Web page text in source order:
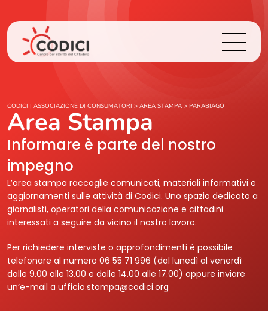
Chi Siamo
Cosa Facciamo
Area Stampa
Contatti
Login
CODICI | ASSOCIAZIONE DI CONSUMATORI > AREA STAMPA > PARABIAGO
Area Stampa
Informare è parte del nostro
impegno
L’area stampa raccoglie comunicati, materiali informativi e
aggiornamenti sulle attività di Codici. Uno spazio dedicato a
giornalisti, operatori della comunicazione e cittadini
interessati a seguire da vicino il nostro lavoro.
Per richiedere interviste o approfondimenti è possibile
telefonare al numero 06 55 71 996 (dal lunedì al venerdì
dalle 9.00 alle 13.00 e dalle 14.00 alle 17.00) oppure inviare
un’e-mail a ufficio.stampa@codici.org